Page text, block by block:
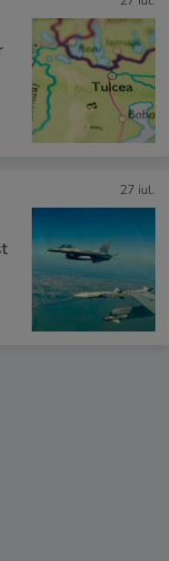
27 iul.